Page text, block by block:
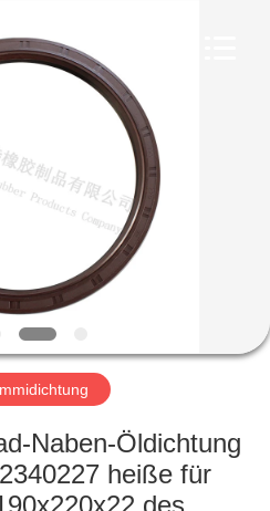
Naben-Öldichtung
heiße für